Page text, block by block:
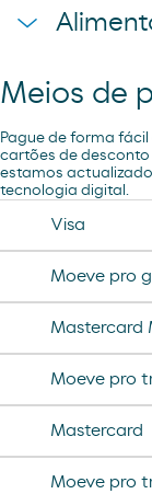
cheetos pandilla
sadwich
compresas evax
tampax compak
desodorante spray
coca cao shake
minifuet sticks
jamon curado
chorizo revilla
helado magnun
helado calippo
Meios de
Pague de forma fácil
cartões de
estamos
tecnologia digital.
Visa
Moeve pro
Mastercard
Moeve pro
Mastercard
Moeve pro